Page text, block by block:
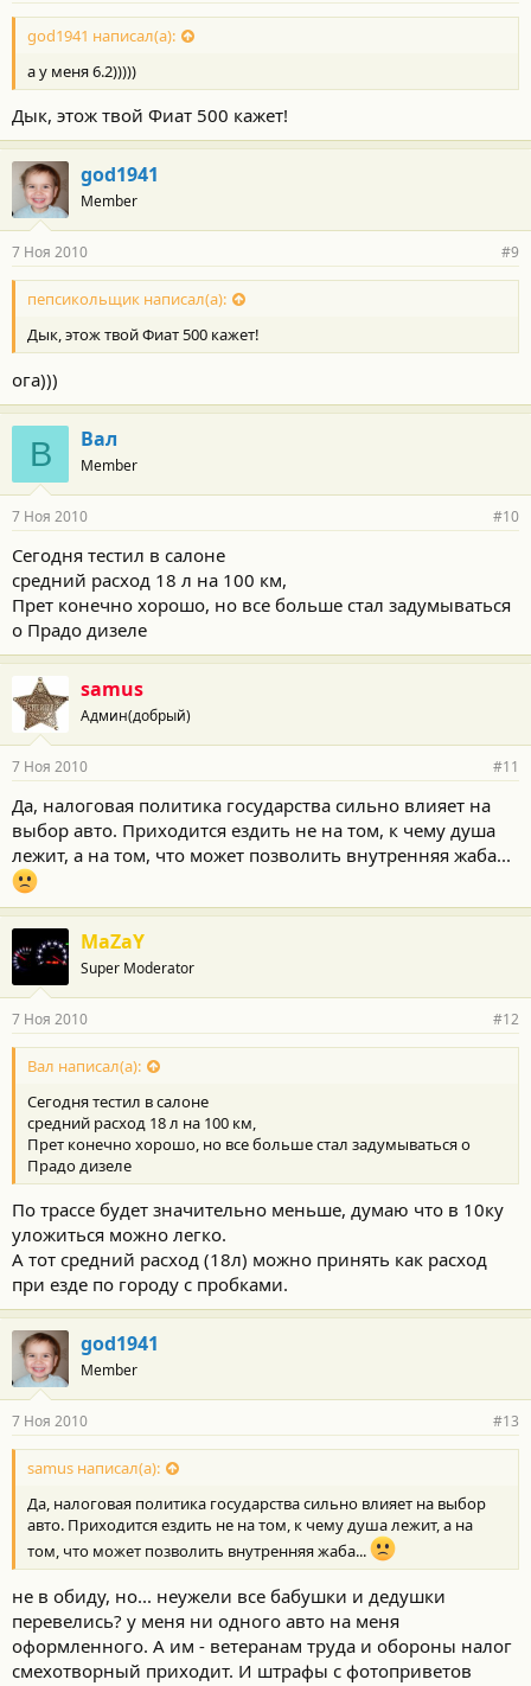
god1941 написал(а):
а у меня 6.2)))))
Дык, этож твой Фиат 500 кажет!
god1941
Member
7 Ноя 2010 #9
пепсикольщик написал(а):
Дык, этож твой Фиат 500 кажет!
ога)))
В Вал
Member
7 Ноя 2010 #10
Сегодня тестил в салоне
средний расход 18 л на 100 км,
Прет конечно хорошо, но все больше стал задумываться
о Прадо дизеле
samus
Админ(добрый)
7 Ноя 2010 #11
Да, налоговая политика государства сильно влияет на
выбор авто. Приходится ездить не на том, к чему душа
лежит, а на том, что может позволить внутренняя жаба...
MaZaY
Super Moderator
7 Ноя 2010 #12
Вал написал(а):
Сегодня тестил в салоне
средний расход 18 л на 100 км,
Прет конечно хорошо, но все больше стал задумываться о
Прадо дизеле
По трассе будет значительно меньше, думаю что в 10ку
уложиться можно легко.
А тот средний расход (18л) можно принять как расход
при езде по городу с пробками.
god1941
Member
7 Ноя 2010 #13
samus написал(а):
Да, налоговая политика государства сильно влияет на выбор
авто. Приходится ездить не на том, к чему душа лежит, а на
том, что может позволить внутренняя жаба...
не в обиду, но... неужели все бабушки и дедушки
перевелись? у меня ни одного авто на меня
оформленного. А им - ветеранам труда и обороны налог
смехотворный приходит. И штрафы с фотоприветов